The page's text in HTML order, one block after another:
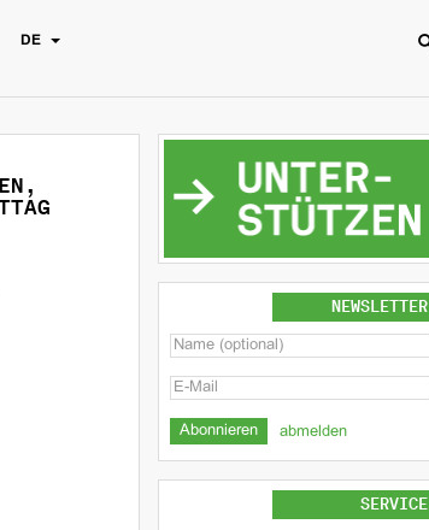
DE
NEWSLETTER
abmelden
SERVICE